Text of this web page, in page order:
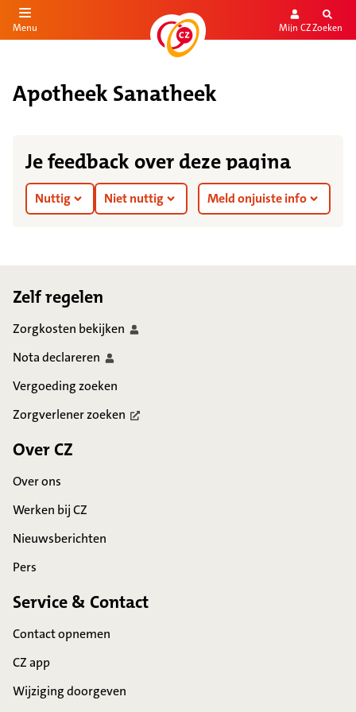
de inhoud
Menu Mijn CZZoeken
Apotheek Sanatheek
Je feedback over deze pagina
Nuttig Niet nuttig Meld onjuiste info
Zelf regelen
Zorgkosten bekijken
Notadeclareren
Vergoeding zoeken
Zorgverlenerzoeken
Over CZ
Over ons
Werken bij CZ
Nieuwsberichten
Pers
Service & Contact
Contact opnemen
CZ app
Wijziging doorgeven